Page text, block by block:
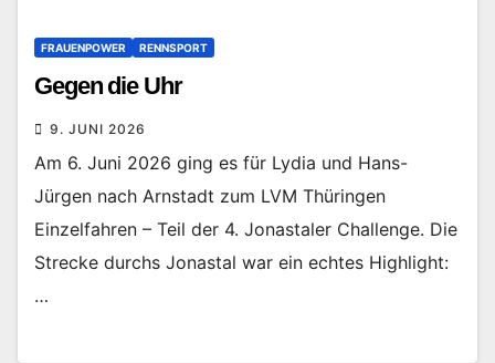
FRAUENPOWER RENNSPORT
Gegen die Uhr
9. JUNI 2026
Am 6. Juni 2026 ging es für Lydia und Hans-
Jürgen nach Arnstadt zum LVM Thüringen
Einzelfahren – Teil der 4. Jonastaler Challenge. Die
Strecke durchs Jonastal war ein echtes Highlight:
…